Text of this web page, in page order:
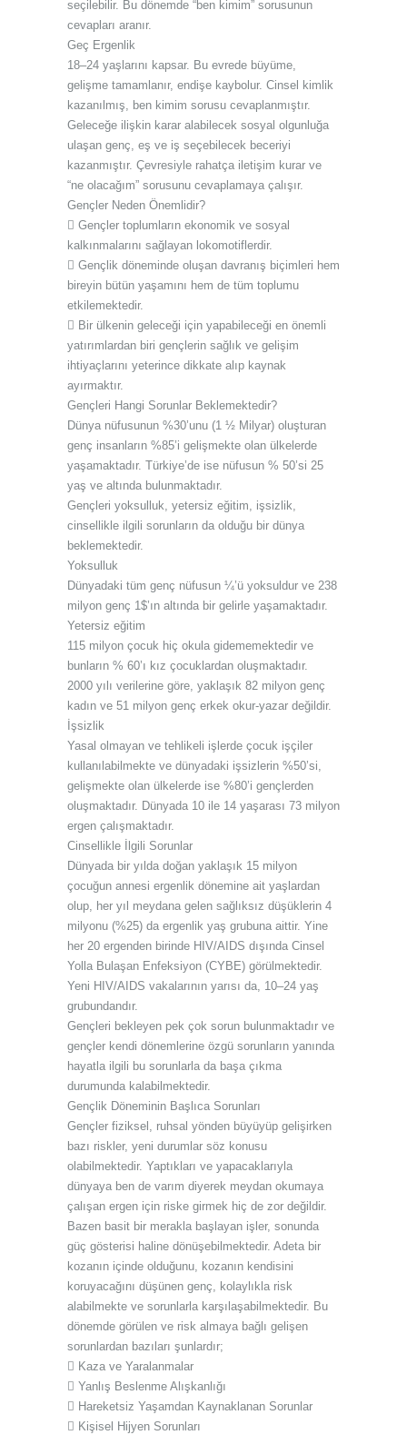
seçilebilir. Bu dönemde “ben kimim” sorusunun
cevapları aranır.
Geç Ergenlik
18–24 yaşlarını kapsar. Bu evrede büyüme,
gelişme tamamlanır, endişe kaybolur. Cinsel kimlik
kazanılmış, ben kimim sorusu cevaplanmıştır.
Geleceğe ilişkin karar alabilecek sosyal olgunluğa
ulaşan genç, eş ve iş seçebilecek beceriyi
kazanmıştır. Çevresiyle rahatça iletişim kurar ve
“ne olacağım” sorusunu cevaplamaya çalışır.
Gençler Neden Önemlidir?
 Gençler toplumların ekonomik ve sosyal
kalkınmalarını sağlayan lokomotiflerdir.
 Gençlik döneminde oluşan davranış biçimleri hem
bireyin bütün yaşamını hem de tüm toplumu
etkilemektedir.
 Bir ülkenin geleceği için yapabileceği en önemli
yatırımlardan biri gençlerin sağlık ve gelişim
ihtiyaçlarını yeterince dikkate alıp kaynak
ayırmaktır.
Gençleri Hangi Sorunlar Beklemektedir?
Dünya nüfusunun %30’unu (1 ½ Milyar) oluşturan
genç insanların %85’i gelişmekte olan ülkelerde
yaşamaktadır. Türkiye’de ise nüfusun % 50’si 25
yaş ve altında bulunmaktadır.
Gençleri yoksulluk, yetersiz eğitim, işsizlik,
cinsellikle ilgili sorunların da olduğu bir dünya
beklemektedir.
Yoksulluk
Dünyadaki tüm genç nüfusun ¼’ü yoksuldur ve 238
milyon genç 1$’ın altında bir gelirle yaşamaktadır.
Yetersiz eğitim
115 milyon çocuk hiç okula gidememektedir ve
bunların % 60’ı kız çocuklardan oluşmaktadır.
2000 yılı verilerine göre, yaklaşık 82 milyon genç
kadın ve 51 milyon genç erkek okur-yazar değildir.
İşsizlik
Yasal olmayan ve tehlikeli işlerde çocuk işçiler
kullanılabilmekte ve dünyadaki işsizlerin %50’si,
gelişmekte olan ülkelerde ise %80’i gençlerden
oluşmaktadır. Dünyada 10 ile 14 yaşarası 73 milyon
ergen çalışmaktadır.
Cinsellikle İlgili Sorunlar
Dünyada bir yılda doğan yaklaşık 15 milyon
çocuğun annesi ergenlik dönemine ait yaşlardan
olup, her yıl meydana gelen sağlıksız düşüklerin 4
milyonu (%25) da ergenlik yaş grubuna aittir. Yine
her 20 ergenden birinde HIV/AIDS dışında Cinsel
Yolla Bulaşan Enfeksiyon (CYBE) görülmektedir.
Yeni HIV/AIDS vakalarının yarısı da, 10–24 yaş
grubundandır.
Gençleri bekleyen pek çok sorun bulunmaktadır ve
gençler kendi dönemlerine özgü sorunların yanında
hayatla ilgili bu sorunlarla da başa çıkma
durumunda kalabilmektedir.
Gençlik Döneminin Başlıca Sorunları
Gençler fiziksel, ruhsal yönden büyüyüp gelişirken
bazı riskler, yeni durumlar söz konusu
olabilmektedir. Yaptıkları ve yapacaklarıyla
dünyaya ben de varım diyerek meydan okumaya
çalışan ergen için riske girmek hiç de zor değildir.
Bazen basit bir merakla başlayan işler, sonunda
güç gösterisi haline dönüşebilmektedir. Adeta bir
kozanın içinde olduğunu, kozanın kendisini
koruyacağını düşünen genç, kolaylıkla risk
alabilmekte ve sorunlarla karşılaşabilmektedir. Bu
dönemde görülen ve risk almaya bağlı gelişen
sorunlardan bazıları şunlardır;
 Kaza ve Yaralanmalar
 Yanlış Beslenme Alışkanlığı
 Hareketsiz Yaşamdan Kaynaklanan Sorunlar
 Kişisel Hijyen Sorunları